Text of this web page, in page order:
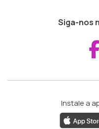
Siga-nos
Instale a